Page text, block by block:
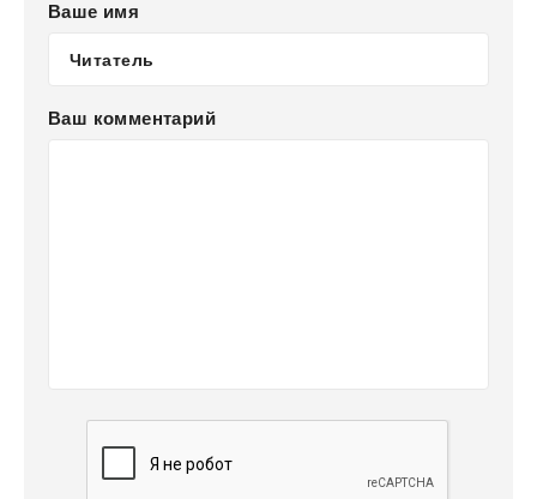
Ваше имя
Ваш комментарий